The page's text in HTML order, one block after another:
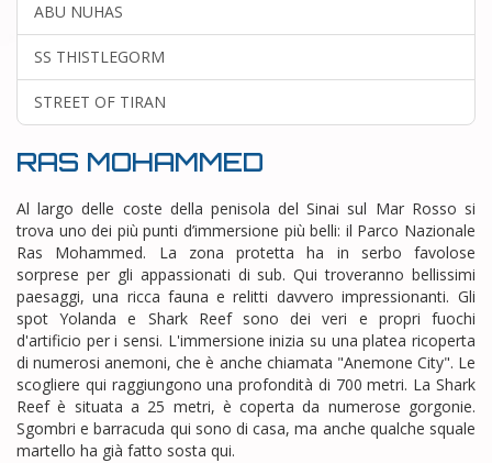
ABU NUHAS
SS THISTLEGORM
STREET OF TIRAN
RAS MOHAMMED
Al largo delle coste della penisola del Sinai sul Mar Rosso si
trova uno dei più punti d’immersione più belli: il Parco Nazionale
Ras Mohammed. La zona protetta ha in serbo favolose
sorprese per gli appassionati di sub. Qui troveranno bellissimi
paesaggi, una ricca fauna e relitti davvero impressionanti. Gli
spot Yolanda e Shark Reef sono dei veri e propri fuochi
d'artificio per i sensi. L'immersione inizia su una platea ricoperta
di numerosi anemoni, che è anche chiamata "Anemone City". Le
scogliere qui raggiungono una profondità di 700 metri. La Shark
Reef è situata a 25 metri, è coperta da numerose gorgonie.
Sgombri e barracuda qui sono di casa, ma anche qualche squale
martello ha già fatto sosta qui.